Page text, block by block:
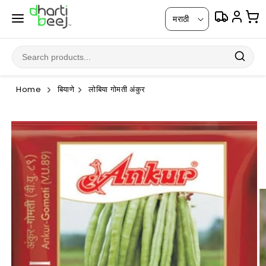
सामग्रीवर
जा
भा
षा
मराठी
Home बियाणे लोबिया गोमती अंकुर
उत्पादन
माहितीवर
जा